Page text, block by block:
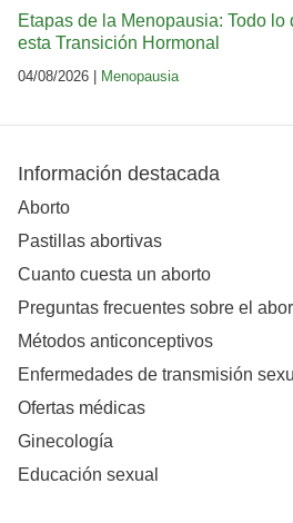
Etapas de la Menopausia: Todo
esta Transición Hormonal
04/08/2026 | Menopausia
Información destacada
Aborto
Pastillas abortivas
Cuanto cuesta un aborto
Preguntas frecuentes sobre el
Métodos anticonceptivos
Enfermedades de transmisión
Ofertas médicas
Ginecología
Educación sexual